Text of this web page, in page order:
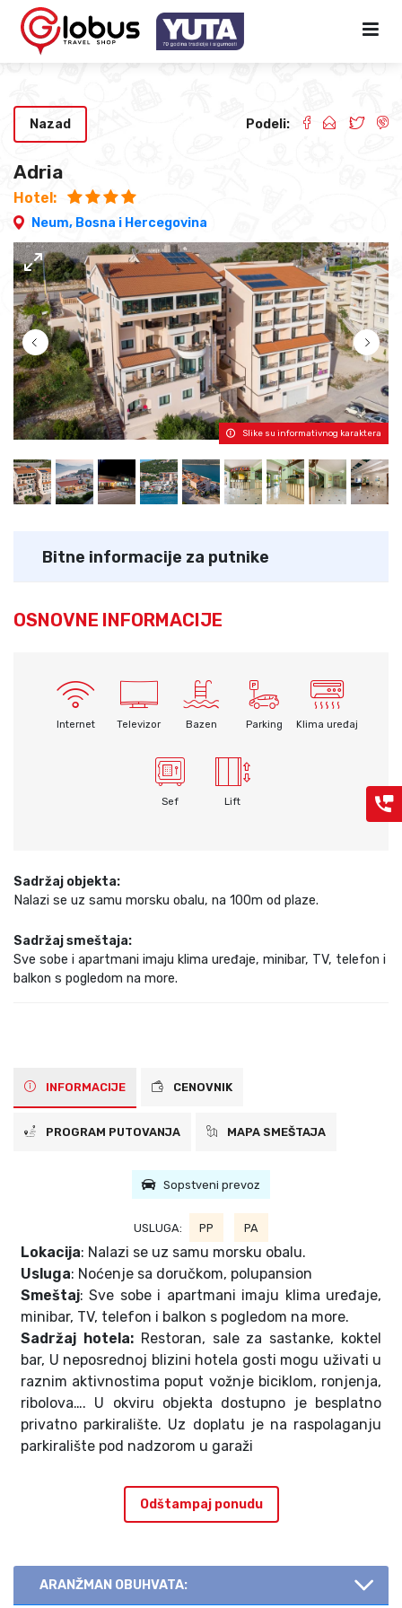
Adria
Hotel:
Neum, Bosna i Hercegovina
Nazad Podeli:
Slike su informativnog karaktera
Bitne informacije za putnike
OSNOVNE INFORMACIJE
Internet Televizor Bazen Parking Klima uređaj
Sef Lift
Sadržaj objekta:
Nalazi se uz samu morsku obalu, na 100m od plaze.
Sadržaj smeštaja:
Sve sobe i apartmani imaju klima uređaje, minibar, TV, telefon i
balkon s pogledom na more.
INFORMACIJE CENOVNIK
PROGRAM PUTOVANJA MAPA SMEŠTAJA
Sopstveni prevoz
USLUGA: PP PA
Lokacija: Nalazi se uz samu morsku obalu.
Usluga: Noćenje sa doručkom, polupansion
Smeštaj: Sve sobe i apartmani imaju klima uređaje,
minibar, TV, telefon i balkon s pogledom na more.
Sadržaj hotela:Restoran, sale za sastanke, koktel
bar, U neposrednoj blizini hotela gosti mogu uživati u
raznim aktivnostima poput vožnje biciklom, ronjenja,
ribolova…. U okviru objekta dostupno je besplatno
privatno parkiralište. Uz doplatu je na raspolaganju
parkiralište pod nadzorom u garaži
Odštampaj ponudu
ARANŽMAN OBUHVATA: